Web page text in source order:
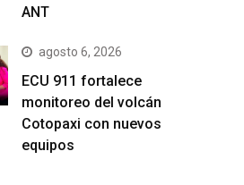
ANT
agosto 6, 2026
ECU 911 fortalece
monitoreo del volcán
Cotopaxi con nuevos
equipos